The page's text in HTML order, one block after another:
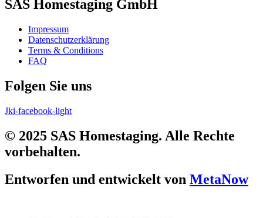
SAS Homestaging GmbH
Impressum
Datenschutzerklärung
Terms & Conditions
FAQ
Folgen Sie uns
Jki-facebook-light
© 2025 SAS Homestaging. Alle Rechte
vorbehalten.
Entworfen und entwickelt von MetaNow